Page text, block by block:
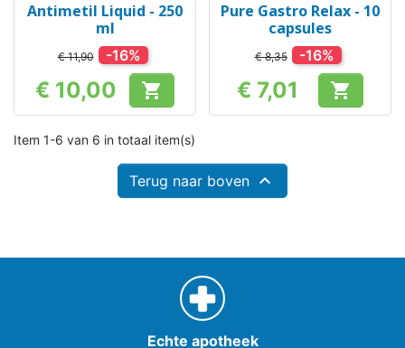
Antimetil Liquid - 250
ml
€ 11,90 -16%
Prijs
€ 10,00 
Pure Gastro Relax - 10
capsules
€ 8,35 -16%
Prijs
€ 7,01 
Item 1-6 van 6 in totaal item(s)
Terug naar boven 
Echte apotheek